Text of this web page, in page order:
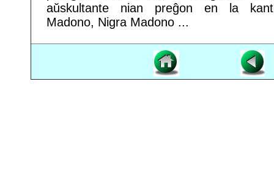
aŭskultante nian preĝon en la
Madono, Nigra Madono ...